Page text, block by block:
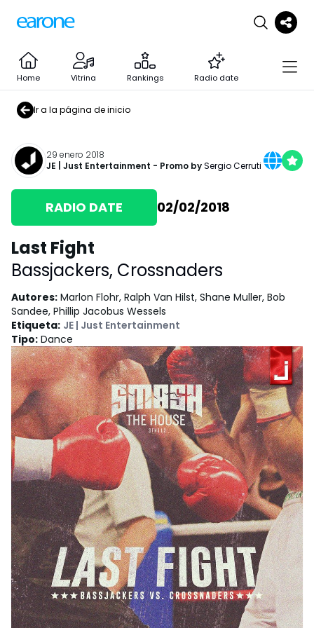
Home Vitrina Rankings Radio date
Ir a la página de inicio
29 enero 2018
JE | Just Entertainment - Promo bySergio Cerruti
RADIO DATE 02/02/2018
Last Fight
Bassjackers, Crossnaders
Autores: Marlon Flohr, Ralph Van Hilst, Shane Muller, Bob
Sandee, Phillip Jacobus Wessels
Etiqueta: JE | Just Entertainment
Tipo: Dance